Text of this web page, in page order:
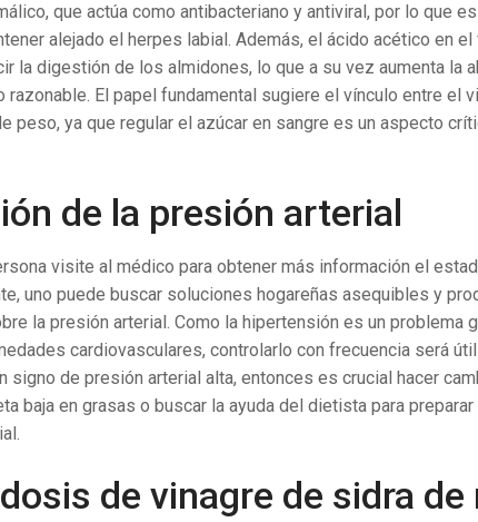
que actúa como antibacteriano y antiviral, por lo que
alejado el herpes labial. Además, el ácido acético en
la digestión de los almidones, lo que a su vez aumenta la
razonable. El papel fundamental sugiere el vínculo entre el
peso, ya que regular el azúcar en sangre es un aspecto
de la presión arterial
visite al médico para obtener más información el
uno puede buscar soluciones hogareñas asequibles y
la presión arterial. Como la hipertensión es un problema
cardiovasculares, controlarlo con frecuencia será
signo de presión arterial alta, entonces es crucial hacer
baja en grasas o buscar la ayuda del dietista para preparar
de vinagre de sidra de